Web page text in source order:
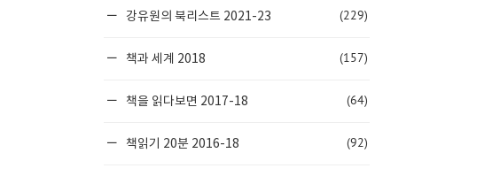
강유원의 북리스트 2021-23 (229)
책과 세계 2018 (157)
책을 읽다보면 2017-18 (64)
책읽기 20분 2016-18 (92)